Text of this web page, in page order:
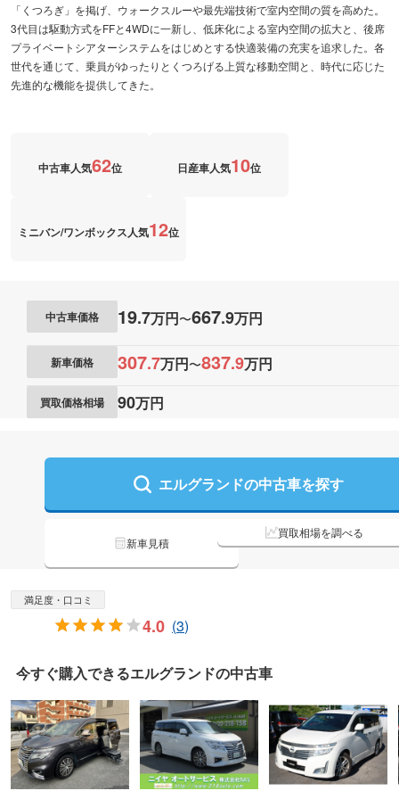
「くつろぎ」を掲げ、ウォークスルーや最先端技術で室内空間の質を高めた。
3代目は駆動方式をFFと4WDに一新し、低床化による室内空間の拡大と、後席
プライベートシアターシステムをはじめとする快適装備の充実を追求した。各
世代を通じて、乗員がゆったりとくつろげる上質な移動空間と、時代に応じた
先進的な機能を提供してきた。
中古車人気62位 日産車人気10位
ミニバン/ワンボックス人気12位
中古車価格 19.7万円〜667.9万円
新車価格 307.7万円〜837.9万円
買取価格相場 90万円
エルグランドの中古車を探す
新車見積
買取相場を調べる
満足度・口コミ
4.0 (3)
今すぐ購入できるエルグランドの中古車